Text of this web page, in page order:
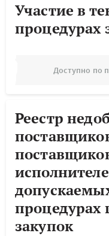
Участие в
процедурах
Доступно по
Реестр
процедурах
закупок